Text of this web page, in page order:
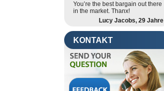
You’re the best bargain out there
in the market. Thanx!
Lucy Jacobs, 29 Jahre
KONTAKT